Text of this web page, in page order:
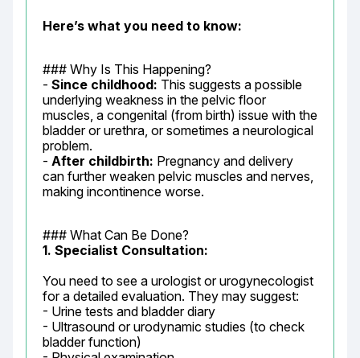
Here’s what you need to know:
### Why Is This Happening?
- Since childhood: This suggests a possible
underlying weakness in the pelvic floor
muscles, a congenital (from birth) issue with the
bladder or urethra, or sometimes a neurological
problem.
- After childbirth: Pregnancy and delivery
can further weaken pelvic muscles and nerves,
making incontinence worse.
1. Specialist Consultation:
You need to see a urologist or urogynecologist
for a detailed evaluation. They may suggest:
- Urine tests and bladder diary
- Ultrasound or urodynamic studies (to check
bladder function)